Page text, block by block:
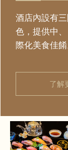
酒店內設有
色，提供中
際化美食佳餚
了解